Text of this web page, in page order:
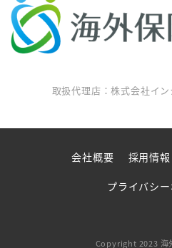
取扱代理店：株式会社イ
会社概要 採用情報
プライバシ
Copyright 2023 海